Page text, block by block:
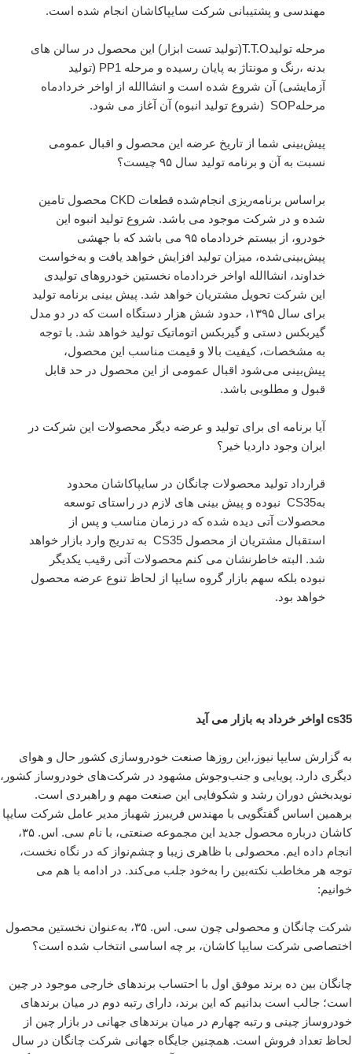
مهندسی و پشتیبانی شرکت سایپاکاشان انجام شده است.
مرحله تولیدT.T.O(تولید تست ابزار) این محصول در سالن های
بدنه ،رنگ و مونتاژ به پایان رسیده و مرحله PP1 (تولید
آزمایشی) آن شروع شده است و انشاالله از اواخر خردادماه
مرحلهSOP (شروع تولید انبوه) آن آغاز می شود.
پیش‌بینی شما از تاریخ عرضه این محصول و اقبال عمومی
نسبت به آن و برنامه تولید سال ۹۵ چیست؟
براساس برنامه‌ریزی انجام‌شده قطعات CKD محصول تامین
شده و در شرکت موجود می باشد. شروع تولید انبوه این
خودرو، از بیستم خردادماه ۹۵ می باشد که با جهشی
پیش‌بینی‌شده، میزان تولید افزایش خواهد یافت و به‌خواست
خداوند، انشاالله اواخر خردادماه نخستین خودروهای تولیدی
این شرکت تحویل مشتریان خواهد شد. پیش بینی برنامه تولید
برای سال ۱۳۹۵، حدود شش هزار دستگاه است که در دو مدل
گیربکس دستی و گیربکس اتوماتیک تولید خواهد شد. با توجه
به مشخصات، کیفیت بالا و قیمت مناسب این محصول،
پیش‌بینی می‌شود اقبال عمومی از این محصول در حد قابل
قبول و مطلوبی باشد.
آیا برنامه ای برای تولید و عرضه دیگر محصولات این شرکت در
ایران وجود داردیا خیر؟
قرارداد تولید محصولات چانگان در سایپاکاشان محدود
بهCS35 نبوده و پیش بینی های لازم در راستای توسعه
محصولات آتی دیده شده که در زمان مناسب و پس از
استقبال مشتریان از محصول CS35 به تدریج وارد بازار خواهد
شد. البته خاطرنشان می کنم محصولات آتی رقیب یکدیگر
نبوده بلکه سهم بازار گروه سایپا از لحاظ تنوع عرضه محصول
خواهد بود.
cs35 اواخر خرداد به بازار می آید
به گزارش سایپا نیوز،این روزها صنعت خودروسازی کشور حال ‌و هوای
دیگری دارد. پویایی و جنب‌وجوش مشهود در شرکت‌های خودروساز کشور،
نویدبخش دوران رشد و شکوفایی این صنعت مهم و راهبردی است.
برهمین اساس گفتگویی با مهندس فریبرز شهباز مدیر عامل شرکت سایپا
کاشان درباره محصول جدید این مجموعه صنعتی، با نام سی. اس. ۳۵،
انجام داده ایم. محصولی با ظاهری زیبا و چشم‌نواز که در نگاه نخست،
توجه هر مخاطب نکته‌بین را به‌خود جلب می‌کند. در ادامه با هم می
خوانیم:
شرکت چانگان و محصولی چون سی. اس. ۳۵، به‌عنوان نخستین محصول
اختصاصی شرکت سایپا کاشان، بر چه اساسی انتخاب شده است؟
چانگان بین ده برند موفق اول با احتساب برندهای خارجی موجود در چین
است؛ جالب است بدانیم که این برند، دارای رتبه دوم در میان برندهای
خودروساز چینی و رتبه چهارم در میان برندهای جهانی در بازار چین از
لحاظ تعداد فروش است. همچنین جایگاه جهانی شرکت چانگان در سال